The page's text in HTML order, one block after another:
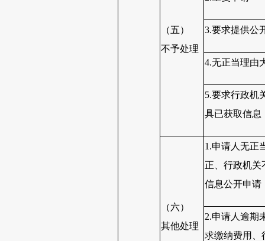
（五）
不予处理
3.要求提供公
4.无正当理由
5.要求行政机
具已获取信息
（六）
其他处理
1.申请人无正
正、行政机关
信息公开申请
2.申请人逾期
求缴纳费用、